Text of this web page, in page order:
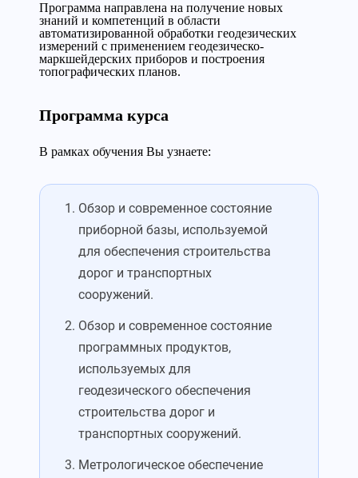
Программа направлена на получение новых
знаний и компетенций в области
автоматизированной обработки геодезических
измерений с применением геодезическо-
маркшейдерских приборов и построения
топографических планов.
Программа курса
В рамках обучения Вы узнаете:
Обзор и современное состояние
приборной базы, используемой
для обеспечения строительства
дорог и транспортных
сооружений.
Обзор и современное состояние
программных продуктов,
используемых для
геодезического обеспечения
строительства дорог и
транспортных сооружений.
Метрологическое обеспечение